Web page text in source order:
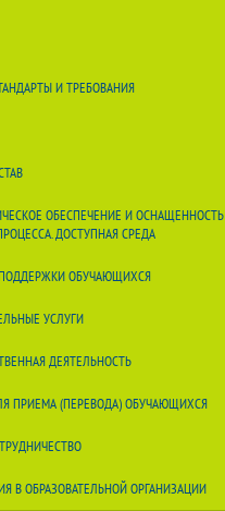
И ТРЕБОВАНИЯ
ОБЕСПЕЧЕНИЕ И ОСНАЩЕННОСТЬ
ДОСТУПНАЯ СРЕДА
ОБУЧАЮЩИХСЯ
УСЛУГИ
ДЕЯТЕЛЬНОСТЬ
ПРИЕМА (ПЕРЕВОДА) ОБУЧАЮЩИХСЯ
В ОБРАЗОВАТЕЛЬНОЙ ОРГАНИЗАЦИИ